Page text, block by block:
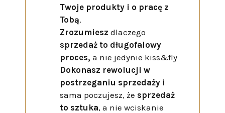
Twoje produkty i o pracę z
Tobą.
Zrozumiesz dlaczego
sprzedaż to długofalowy
proces, a nie jedynie kiss&fly
Dokonasz rewolucji w
postrzeganiu sprzedaży i
sama poczujesz, że sprzedaż
to sztuka, a nie wciskanie